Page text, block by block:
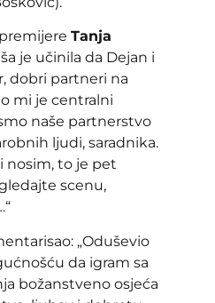
Tanja
je učinila da Dejan i
dobri partneri na
mi je centralni
naše partnerstvo
ljudi, saradnika.
nosim, to je pet
scenu,
„Oduševio
da igram sa
božanstveno osjeća